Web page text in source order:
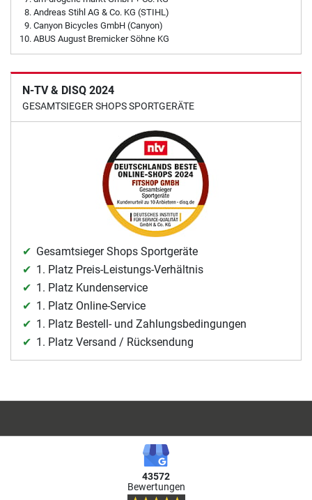
Andreas Stihl AG & Co. KG (STIHL)
Canyon Bicycles GmbH (Canyon)
ABUS August Bremicker Söhne KG
N-TV & DISQ 2024
GESAMTSIEGER SHOPS SPORTGERÄTE
Gesamtsieger Shops Sportgeräte
1. Platz Preis-Leistungs-Verhältnis
1. Platz Kundenservice
1. Platz Online-Service
1. Platz Bestell- und Zahlungsbedingungen
1. Platz Versand / Rücksendung
43572
Bewertungen